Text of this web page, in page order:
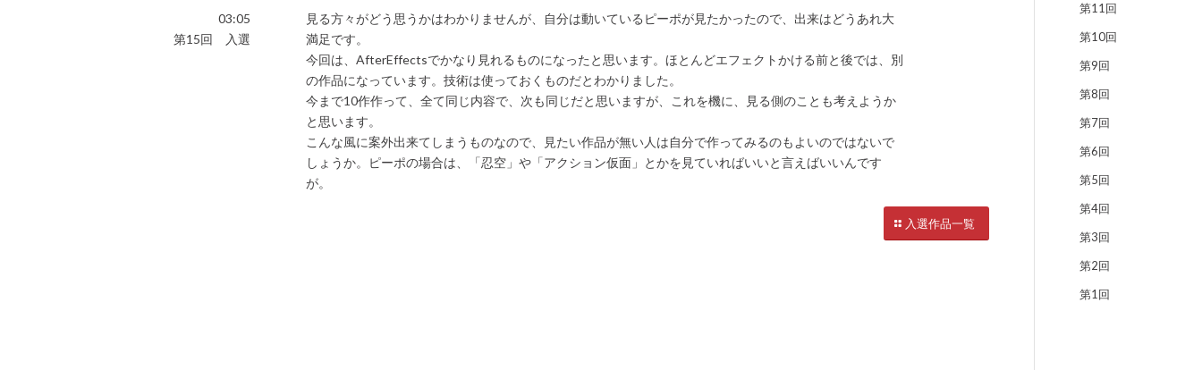
03:05
第15回 入選
見る方々がどう思うかはわかりませんが、自分は動いているピーポが見たかったので、出来はどうあれ大
満足です。
今回は、AfterEffectsでかなり見れるものになったと思います。ほとんどエフェクトかける前と後では、別
の作品になっています。技術は使っておくものだとわかりました。
今まで10作作って、全て同じ内容で、次も同じだと思いますが、これを機に、見る側のことも考えようか
と思います。
こんな風に案外出来てしまうものなので、見たい作品が無い人は自分で作ってみるのもよいのではないで
しょうか。ピーポの場合は、「忍空」や「アクション仮面」とかを見ていればいいと言えばいいんです
が。
入選作品一覧
第11回
第10回
第9回
第8回
第7回
第6回
第5回
第4回
第3回
第2回
第1回